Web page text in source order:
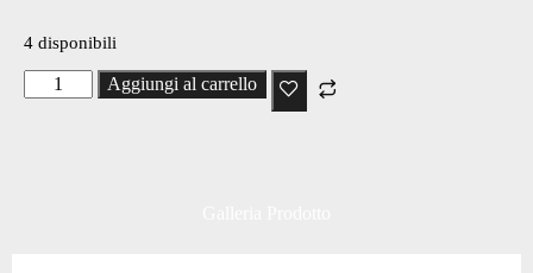
4 disponibili
Aggiungi al carrello